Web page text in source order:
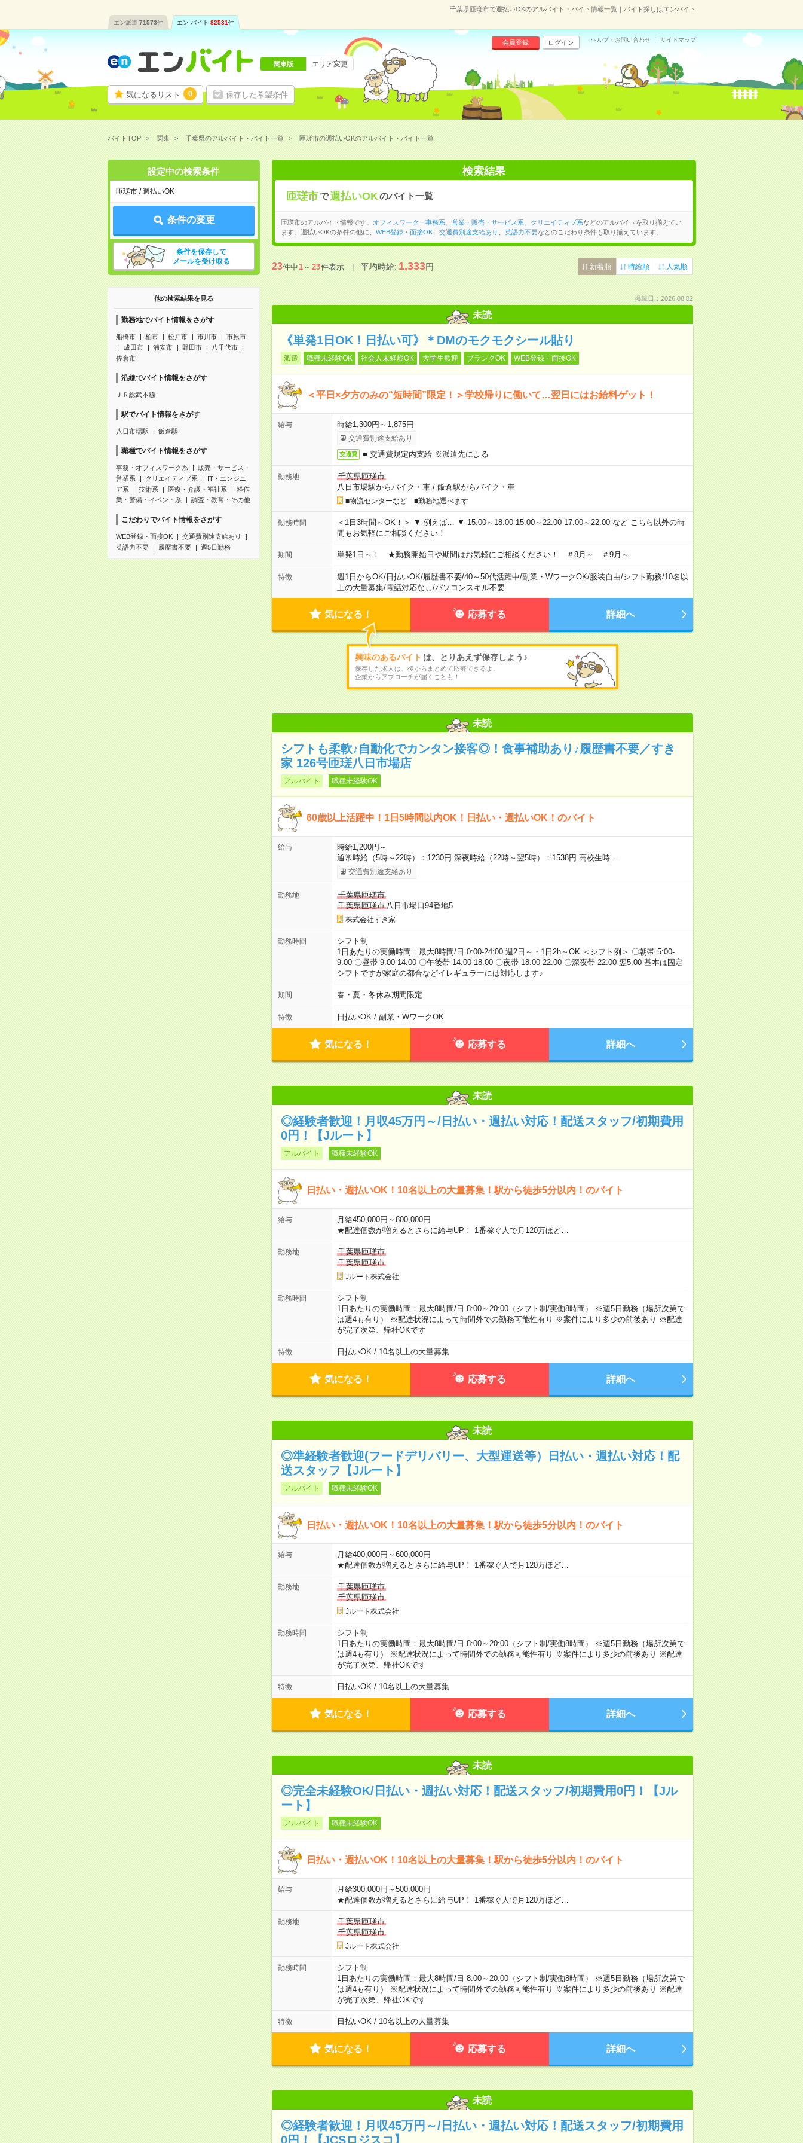
千葉県匝瑳市で週払いOKのアルバイト・バイト情報一覧｜バイト探しはエンバイト
エン派遣 71573件 エン バイト 82531件
気になるリスト 0 保存した希望条件
会員登録 ログイン ヘルプ・お問い合わせ サイトマップ
関東版 エリア変更
バイトTOP 関東 千葉県のアルバイト・バイト一覧 匝瑳市の週払いOKのアルバイト・バイト一覧
設定中の検索条件
匝瑳市 / 週払いOK
条件の変更
条件を保存して
メールを受け取る
他の検索結果を見る
勤務地でバイト情報をさがす
船橋市 柏市 松戸市 市川市
市原市
成田市
浦安市 野田市
八千代市
佐倉市
沿線でバイト情報をさがす
ＪＲ総武本線
駅でバイト情報をさがす
八日市場駅 飯倉駅
職種でバイト情報をさがす
事務・オフィスワーク系
販売・サービス・
営業系
クリエイティブ系
IT・エンジニ
ア系
技術系 医療・介護・福祉系
軽作
業・警備・イベント系
調査・教育・その他
こだわりでバイト情報をさがす
WEB登録・面接OK
交通費別途支給あり
英語力不要
履歴書不要 週5日勤務
検索結果
匝瑳市で週払いOKのバイト一覧
匝瑳市のアルバイト情報です。 オフィスワーク・事務系 営業・販売・サービス系 クリエイティブ系などのアルバイトを取り揃えてい
ます。週払いOKの条件の他に、 WEB登録・面接OK、 交通費別途支給あり 英語力不要などのこだわり条件も取り揃えています。
23件中1～23件表示 平均時給:1,333円 新着順 時給順 人気順
掲載日：2026.08.02
未読
《単発1日OK！日払い可》＊DMのモクモクシール貼り
派遣 職種未経験OK 社会人未経験OK 大学生歓迎 ブランクOK WEB登録・面接OK
＜平日×夕方のみの“短時間”限定！＞学校帰りに働いて…翌日にはお給料ゲット！
給与 時給1,300円～1,875円
交通費別途支給あり
交通費 ■ 交通費規定内支給 ※派遣先による
勤務地
千葉県匝瑳市
八日市場駅からバイク・車/ 飯倉駅からバイク・車
■物流センターなど ■勤務地選べます
勤務時間
＜1日3時間～OK！＞ ▼ 例えば… ▼ 15:00～18:00 15:00～22:00 17:00～22:00 など こちら以外の時
間もお気軽にご相談ください！
期間 単発1日～！ ★勤務開始日や期間はお気軽にご相談ください！ ＃8月～ ＃9月～
特徴 週1日からOK/日払いOK/履歴書不要/40～50代活躍中/副業・WワークOK/服装自由/シフト勤務/10名以
上の大量募集/電話対応なし/パソコンスキル不要
気になる！ 応募する 詳細へ
興味のあるバイト は、とりあえず保存しよう♪
保存した求人は、後からまとめて応募できるよ。
企業からアプローチが届くことも！
未読
シフトも柔軟♪自動化でカンタン接客◎！食事補助あり♪履歴書不要／すき
家 126号匝瑳八日市場店
アルバイト 職種未経験OK
60歳以上活躍中！1日5時間以内OK！日払い・週払いOK！のバイト
給与
時給1,200円～
通常時給（5時～22時）：1230円 深夜時給（22時～翌5時）：1538円 高校生時…
交通費別途支給あり
勤務地
千葉県匝瑳市
千葉県匝瑳市八日市場口94番地5
株式会社すき家
勤務時間
シフト制
1日あたりの実働時間：最大8時間/日 0:00-24:00 週2日～・1日2h～OK ＜シフト例＞ 〇朝帯 5:00-
9:00 〇昼帯 9:00-14:00 〇午後帯 14:00-18:00 〇夜帯 18:00-22:00 〇深夜帯 22:00-翌5:00 基本は固定
シフトですが家庭の都合などイレギュラーには対応します♪
期間 春・夏・冬休み期間限定
特徴 日払いOK / 副業・WワークOK
気になる！ 応募する 詳細へ
未読
◎経験者歓迎！月収45万円～/日払い・週払い対応！配送スタッフ/初期費用
0円！【Jルート】
アルバイト 職種未経験OK
日払い・週払いOK！10名以上の大量募集！駅から徒歩5分以内！のバイト
給与
月給450,000円～800,000円
★配達個数が増えるとさらに給与UP！ 1番稼ぐ人で月120万ほど…
勤務地
千葉県匝瑳市
千葉県匝瑳市
Jルート株式会社
勤務時間
シフト制
1日あたりの実働時間：最大8時間/日 8:00～20:00（シフト制/実働8時間） ※週5日勤務（場所次第で
は週4も有り） ※配達状況によって時間外での勤務可能性有り ※案件により多少の前後あり ※配達
が完了次第、帰社OKです
特徴 日払いOK / 10名以上の大量募集
気になる！ 応募する 詳細へ
未読
◎準経験者歓迎(フードデリバリー、大型運送等）日払い・週払い対応！配
送スタッフ【Jルート】
アルバイト 職種未経験OK
日払い・週払いOK！10名以上の大量募集！駅から徒歩5分以内！のバイト
給与
月給400,000円～600,000円
★配達個数が増えるとさらに給与UP！ 1番稼ぐ人で月120万ほど…
勤務地
千葉県匝瑳市
千葉県匝瑳市
Jルート株式会社
勤務時間
シフト制
1日あたりの実働時間：最大8時間/日 8:00～20:00（シフト制/実働8時間） ※週5日勤務（場所次第で
は週4も有り） ※配達状況によって時間外での勤務可能性有り ※案件により多少の前後あり ※配達
が完了次第、帰社OKです
特徴 日払いOK / 10名以上の大量募集
気になる！ 応募する 詳細へ
未読
◎完全未経験OK/日払い・週払い対応！配送スタッフ/初期費用0円！【Jル
ート】
アルバイト 職種未経験OK
日払い・週払いOK！10名以上の大量募集！駅から徒歩5分以内！のバイト
給与
月給300,000円～500,000円
★配達個数が増えるとさらに給与UP！ 1番稼ぐ人で月120万ほど…
勤務地
千葉県匝瑳市
千葉県匝瑳市
Jルート株式会社
勤務時間
シフト制
1日あたりの実働時間：最大8時間/日 8:00～20:00（シフト制/実働8時間） ※週5日勤務（場所次第で
は週4も有り） ※配達状況によって時間外での勤務可能性有り ※案件により多少の前後あり ※配達
が完了次第、帰社OKです
特徴 日払いOK / 10名以上の大量募集
気になる！ 応募する 詳細へ
未読
◎経験者歓迎！月収45万円～/日払い・週払い対応！配送スタッフ/初期費用
0円！【JCSロジスコ】